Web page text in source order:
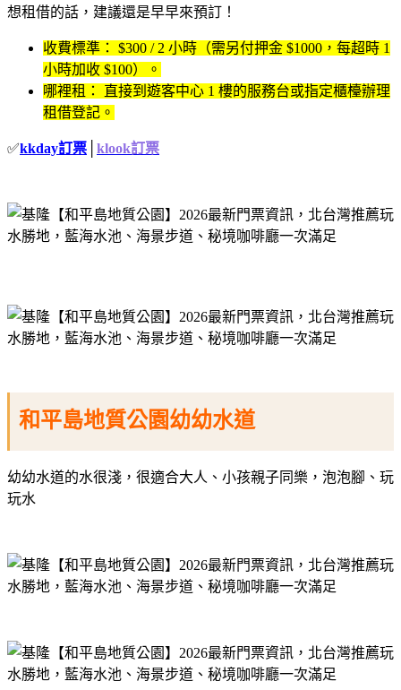
想租借的話，建議還是早早來預訂！
收費標準： $300 / 2 小時（需另付押金 $1000，每超時 1
小時加收 $100）。
哪裡租： 直接到遊客中心 1 樓的服務台或指定櫃檯辦理
租借登記。
✅kkday訂票 klook訂票
和平島地質公園幼幼水道
幼幼水道的水很淺，很適合大人、小孩親子同樂，泡泡腳、玩
玩水